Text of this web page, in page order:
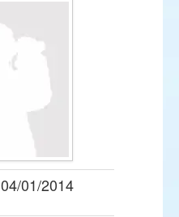
04/01/2014